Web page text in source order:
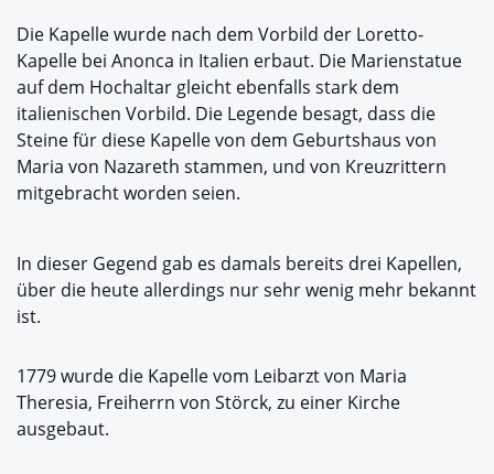
Die Kapelle wurde nach dem Vorbild der Loretto-
Kapelle bei Anonca in Italien erbaut. Die Marienstatue
auf dem Hochaltar gleicht ebenfalls stark dem
italienischen Vorbild. Die Legende besagt, dass die
Steine für diese Kapelle von dem Geburtshaus von
Maria von Nazareth stammen, und von Kreuzrittern
mitgebracht worden seien.
In dieser Gegend gab es damals bereits drei Kapellen,
über die heute allerdings nur sehr wenig mehr bekannt
ist.
1779 wurde die Kapelle vom Leibarzt von Maria
Theresia, Freiherrn von Störck, zu einer Kirche
ausgebaut.